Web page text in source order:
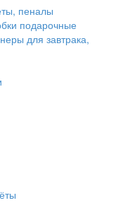
пеналы
подарочные
для завтрака,